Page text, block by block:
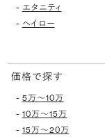
- エタニティ
- ヘイロー
価格で探す
- 5万〜10万
- 10万〜15万
- 15万〜20万